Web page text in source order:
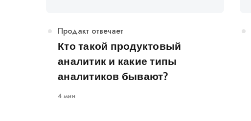
Категория
Продакт отвечает
Кто такой продуктовый
аналитик и какие типы
аналитиков бывают?
4 мин